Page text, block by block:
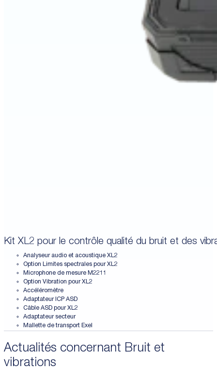
Kit XL2 pour le contrôle qualité du bruit et des
Analyseur audio et acoustique XL2
Option Limites spectrales pour XL2
Microphone de mesure M2211
Option Vibration pour XL2
Accéléromètre
Adaptateur ICP ASD
Câble ASD pour XL2
Adaptateur secteur
Mallette de transport Exel
Actualités concernant Bruit et
vibrations